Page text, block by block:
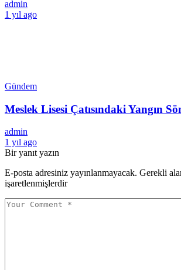
admin
1 yıl ago
Gündem
Meslek Lisesi Çatısındaki Yangın
admin
1 yıl ago
Bir yanıt yazın
E-posta adresiniz yayınlanmayacak. Gerekli
işaretlenmişlerdir